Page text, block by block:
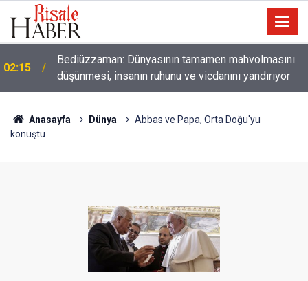
01:45 Paçalarını yerde sürünmeyecek şekilde yukarıda tut
Anasayfa Dünya
Abbas ve Papa, Orta Doğu'yu
konuştu